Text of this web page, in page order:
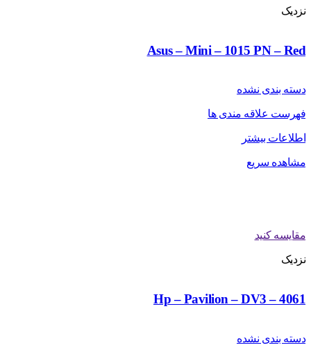
نزدیک
Asus – Mini – 1015 PN – Red
دسته بندی نشده
فهرست علاقه مندی ها
اطلاعات بیشتر
مشاهده سریع
مقایسه کنید
نزدیک
Hp – Pavilion – DV3 – 4061
دسته بندی نشده